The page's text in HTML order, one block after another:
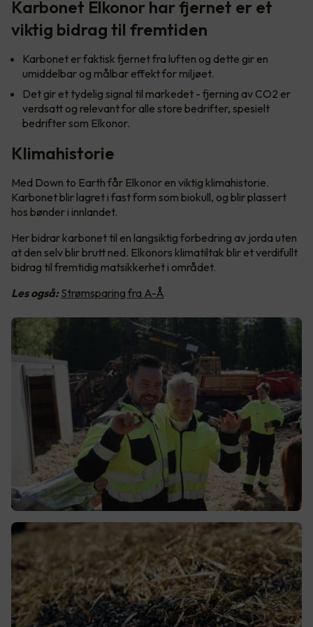
Karbonet Elkonor har fjernet er et
viktig bidrag til fremtiden
Karbonet er faktisk fjernet fra luften og dette gir en
umiddelbar og målbar effekt for miljøet.
Det gir et tydelig signal til markedet - fjerning av CO2 er
verdsatt og relevant for alle store bedrifter, spesielt
bedrifter som Elkonor.
Klimahistorie
Med Down to Earth får Elkonor en viktig klimahistorie.
Karbonet blir lagret i fast form som biokull, og blir plassert
hos bønder i innlandet.
Her bidrar karbonet til en langsiktig forbedring av jorda uten
at den selv blir brutt ned. Elkonors klimatiltak blir et verdifullt
bidrag til fremtidig matsikkerhet i området.
Les også: Strømsparing fra A-Å